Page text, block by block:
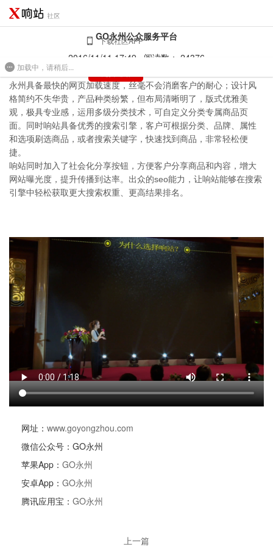
下载社区APP
GO永州公众服务平台
2016/11/11 17:49
阅读数： 24376
永州 具备最快的网页加载速度，丝毫不会消磨客户的耐心；设计风
格简约不失华贵，产品种类纷繁，但布局清晰明了，版式优雅美
观，极具专业感，运用多级分类技术，可自定义分类专属商品页
面。同时响站具备优秀的搜索引擎，客户可根据分类、品牌、属性
和选项刷选商品，或者搜索关键字，快速找到商品，非常轻松便
捷。
响站同时加入了社会化分享按钮，方便客户分享商品和内容，增大
网站曝光度，提升传播到达率。出众的seo能力，让响站能够在搜索
引擎中轻松获取更大搜索权重、更高结果排名。
网址： www.goyongzhou.com
微信公众号：GO永州
苹果App： GO永州
安卓App： GO永州
腾讯应用宝： GO永州
上一篇
加载中，请稍后...